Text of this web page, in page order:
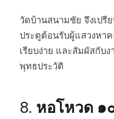
วัดบ้านสนามชัย จึงเป
ประตูต้อนรับผู้แสวงหา
เรียบง่าย และสัมผัสกับง
พุทธประวัติ
8. หอโหวด ๑